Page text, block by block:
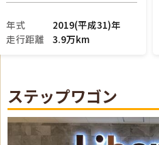
年式
2023(令和5)年
走行距離
3.1万km
ステップワゴン